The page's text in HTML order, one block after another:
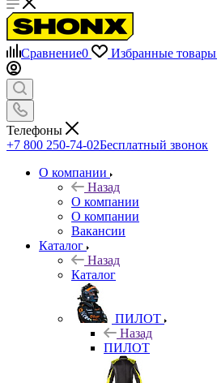
Сравнение0 Избранные товары
Телефоны
+7 800 250-74-02Бесплатный звонок
О компании
Назад
О компании
О компании
Вакансии
Каталог
Назад
Каталог
ПИЛОТ
Назад
ПИЛОТ